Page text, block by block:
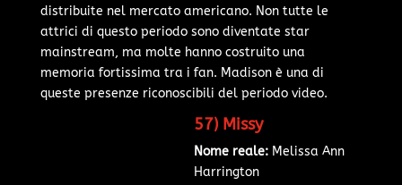
distribuite nel mercato americano. Non tutte le
attrici di questo periodo sono diventate star
mainstream, ma molte hanno costruito una
memoria fortissima tra i fan. Madison è una di
queste presenze riconoscibili del periodo video.
57) Missy
Nome reale:Melissa Ann
Harrington